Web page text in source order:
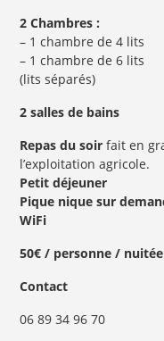
2 Chambres :
– 1 chambre de 4 lits
– 1 chambre de 6 lits
(lits séparés)
2 salles de bains
Repas du soir fait en
l’exploitation agricole.
Petit déjeuner
Pique nique sur
WiFi
50€ / personne / nuitée
Contact
06 89 34 96 70